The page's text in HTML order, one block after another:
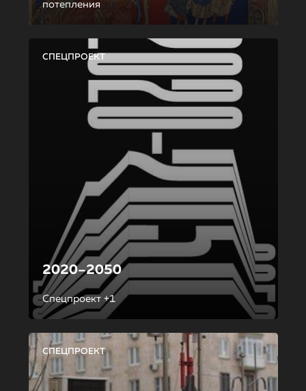
потепления
СПЕЦПРОЕКТ
2020–2050
Спецпроект +1
СПЕЦПРОЕКТ